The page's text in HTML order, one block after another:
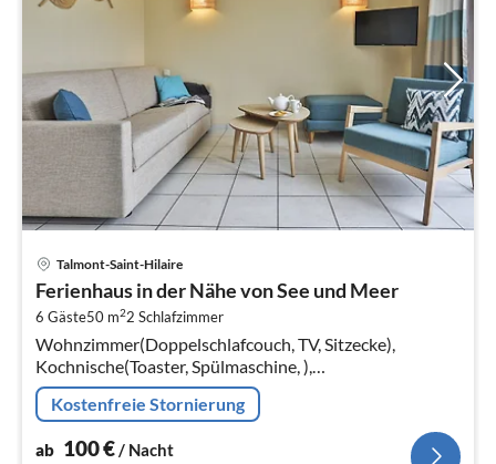
Talmont-Saint-Hilaire
Ferienhaus in der Nähe von See und Meer
6 Gäste50 m22 Schlafzimmer
Wohnzimmer(Doppelschlafcouch, TV, Sitzecke),
Kochnische(Toaster, Spülmaschine, ),
Schlafzimmer(Doppelbett), Schlafzimmer(Einzelbett,
Einzelbett)
Kostenfreie Stornierung
ab 100€/ Nacht